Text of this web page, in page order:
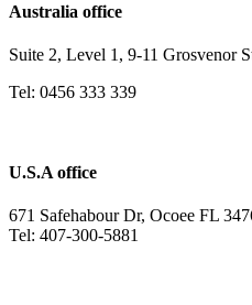
Australia office
Suite 2, Level 1, 9-11 Grosvenor
Tel: 0456 333 339
U.S.A office
671 Safehabour Dr, Ocoee FL
Tel: 407-300-5881